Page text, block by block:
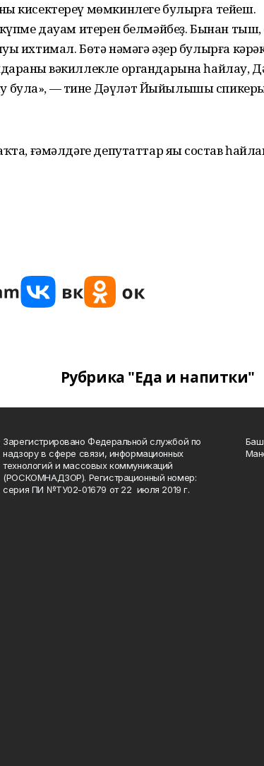
кисектереү мөмкинлеге булырға тейеш.
күпме дауам итерен белмәйбеҙ. Бынан
ихтимал. Бөтә нәмәгә әҙер булырға
вәкиллекле органдарына һайлау,
була», — тине Дәүләт Йыйылышы
ғәмәлдәге депутаттар яңы состав
Рубрика "Еда и напитки"
Зарегистрировано Федеральной службой по
надзору в сфере связи, информационных
технологий и массовых коммуникаций
(РОСКОМНАДЗОР). Регистрационный номер:
серия ПИ №ТУ02-01679 от 22 июля 2019 г.